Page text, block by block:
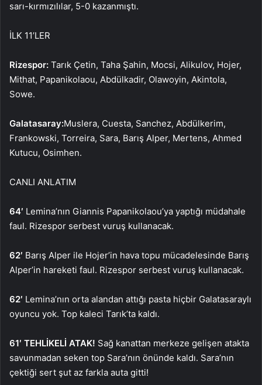
sarı-kırmızılılar, 5-0 kazanmıştı.
İLK 11’LER
Rizespor: Tarık Çetin, Taha Şahin, Mocsi, Alikulov, Hojer,
Mithat, Papanikolaou, Abdülkadir, Olawoyin, Akintola,
Sowe.
Galatasaray:Muslera, Cuesta, Sanchez, Abdülkerim,
Frankowski, Torreira, Sara, Barış Alper, Mertens, Ahmed
Kutucu, Osimhen.
CANLI ANLATIM
64′ Lemina’nın Giannis Papanikolaou’ya yaptığı müdahale
faul. Rizespor serbest vuruş kullanacak.
62′ Barış Alper ile Hojer’in hava topu mücadelesinde Barış
Alper’in hareketi faul. Rizespor serbest vuruş kullanacak.
62′ Lemina’nın orta alandan attığı pasta hiçbir Galatasaraylı
oyuncu yok. Top kaleci Tarık’ta kaldı.
61′ TEHLİKELİ ATAK! Sağ kanattan merkeze gelişen atakta
savunmadan seken top Sara’nın önünde kaldı. Sara’nın
çektiği sert şut az farkla auta gitti!